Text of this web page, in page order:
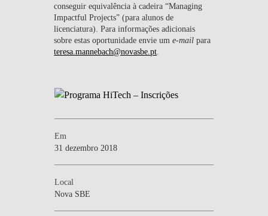
conseguir equivalência à cadeira “Managing
Impactful Projects” (para alunos de
licenciatura). Para informações adicionais
sobre estas oportunidade envie ume-mail para
teresa.mannebach@novasbe.pt
Em
31 dezembro 2018
Local
Nova SBE